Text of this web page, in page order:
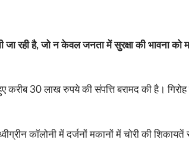
रही है, जो न केवल जनता में सुरक्षा की भावना
30 लाख रुपये की संपत्ति बरामद की है।
कॉलोनी में दर्जनों मकानों में चोरी की